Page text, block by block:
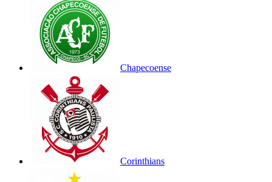
Chapecoense
Corinthians